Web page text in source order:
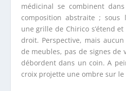
médicinal se combinent
composition abstraite ; sous
une grille de Chirico s’étend
droit. Perspective, mais aucun
de meubles, pas de signes de
débordent dans un coin. A
croix projette une ombre sur le